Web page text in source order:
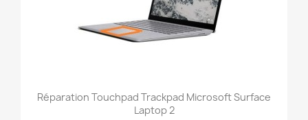
Réparation Touchpad Trackpad Microsoft Surface
Laptop 2